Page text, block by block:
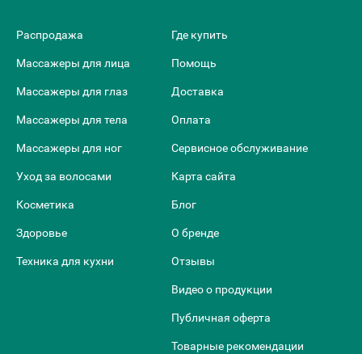
Распродажа
Массажеры для лица
Массажеры для глаз
Массажеры для тела
Массажеры для ног
Уход за волосами
Косметика
Здоровье
Техника для кухни
Где купить
Помощь
Доставка
Оплата
Сервисное обслуживание
Карта сайта
Блог
О бренде
Отзывы
Видео о продукции
Публичная оферта
Товарные рекомендации